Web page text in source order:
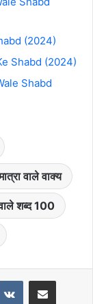
(2024)
Shabd (2024)
Shabd
वाले वाक्य
शब्द 100
VKontakteShare via Email